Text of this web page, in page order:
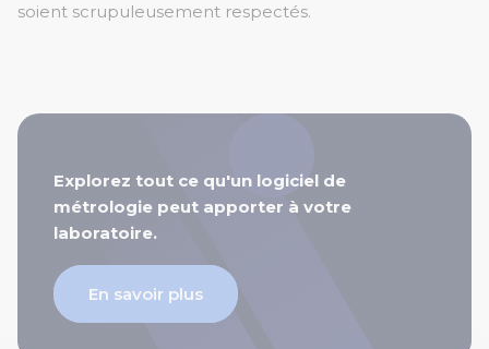
soient scrupuleusement respectés.
Explorez tout ce qu'un logiciel de
métrologie peut apporter à votre
laboratoire.
En savoir plus